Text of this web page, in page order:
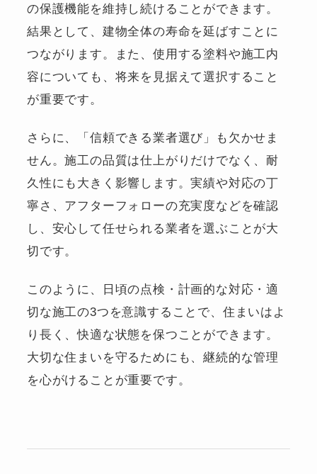
の保護機能を維持し続けることができます。
結果として、建物全体の寿命を延ばすことに
つながります。また、使用する塗料や施工内
容についても、将来を見据えて選択すること
が重要です。
さらに、「信頼できる業者選び」も欠かせま
せん。施工の品質は仕上がりだけでなく、耐
久性にも大きく影響します。実績や対応の丁
寧さ、アフターフォローの充実度などを確認
し、安心して任せられる業者を選ぶことが大
切です。
このように、日頃の点検・計画的な対応・適
切な施工の3つを意識することで、住まいはよ
り長く、快適な状態を保つことができます。
大切な住まいを守るためにも、継続的な管理
を心がけることが重要です。